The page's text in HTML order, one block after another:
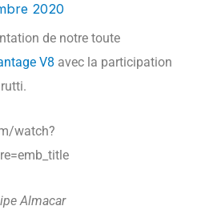
2020
de notre toute
V8 avec la participation
watch?
Almacar